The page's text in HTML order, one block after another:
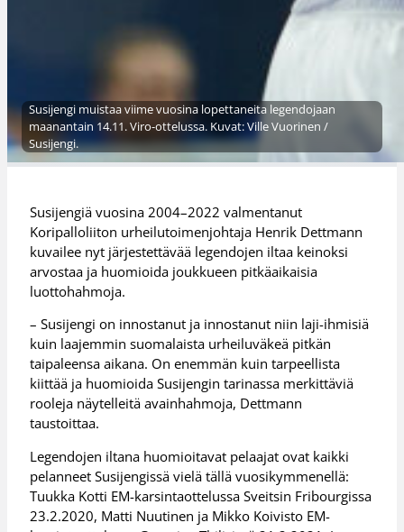
Susijengi muistaa viime vuosina lopettaneita legendojaan
maanantain 14.11. Viro-ottelussa. Kuvat: Ville Vuorinen /
Susijengi.
Susijengiä vuosina 2004–2022 valmentanut
Koripalloliiton urheilutoimenjohtaja Henrik Dettmann
kuvailee nyt järjestettävää legendojen iltaa keinoksi
arvostaa ja huomioida joukkueen pitkäaikaisia
luottohahmoja.
– Susijengi on innostanut ja innostanut niin laji-ihmisiä
kuin laajemmin suomalaista urheiluväkeä pitkän
taipaleensa aikana. On enemmän kuin tarpeellista
kiittää ja huomioida Susijengin tarinassa merkittäviä
rooleja näytelleitä avainhahmoja, Dettmann
taustoittaa.
Legendojen iltana huomioitavat pelaajat ovat kaikki
pelanneet Susijengissä vielä tällä vuosikymmenellä:
Tuukka Kotti EM-karsintaottelussa Sveitsin Fribourgissa
23.2.2020, Matti Nuutinen ja Mikko Koivisto EM-